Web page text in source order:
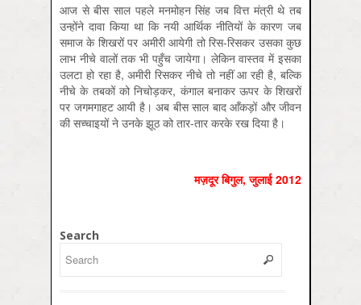
आज से बीस साल पहले मनमोहन सिंह जब वित्त मंत्री थे तब
उन्होंने दावा किया था कि नयी आर्थिक नीतियों के कारण जब
समाज के शिखरों पर अमीरी आयेगी तो रिस-रिसकर उसका कुछ
लाभ नीचे वालों तक भी पहुँच जायेगा। लेकिन वास्तव में इसका
उलटा हो रहा है, अमीरी रिसकर नीचे तो नहीं आ रही है, बल्कि
नीचे के तबकों को निचोड़कर, कंगाल बनाकर ऊपर के शिखरों
पर जगमगाहट आयी है। अब बीस साल बाद आँकड़ों और जीवन
की सच्चाइयों ने उनके झूठ को तार-तार करके रख दिया है।
मज़दूर बिगुल, जुलाई 2012
Search